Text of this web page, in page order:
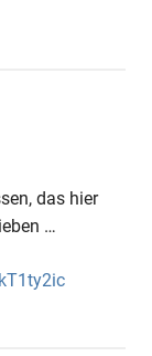
das hier
…